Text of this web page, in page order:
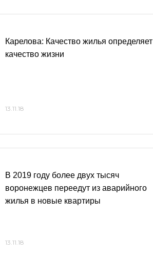
Карелова: Качество жилья определяет
качество жизни
13.11.18
В 2019 году более двух тысяч
воронежцев переедут из аварийного
жилья в новые квартиры
13.11.18